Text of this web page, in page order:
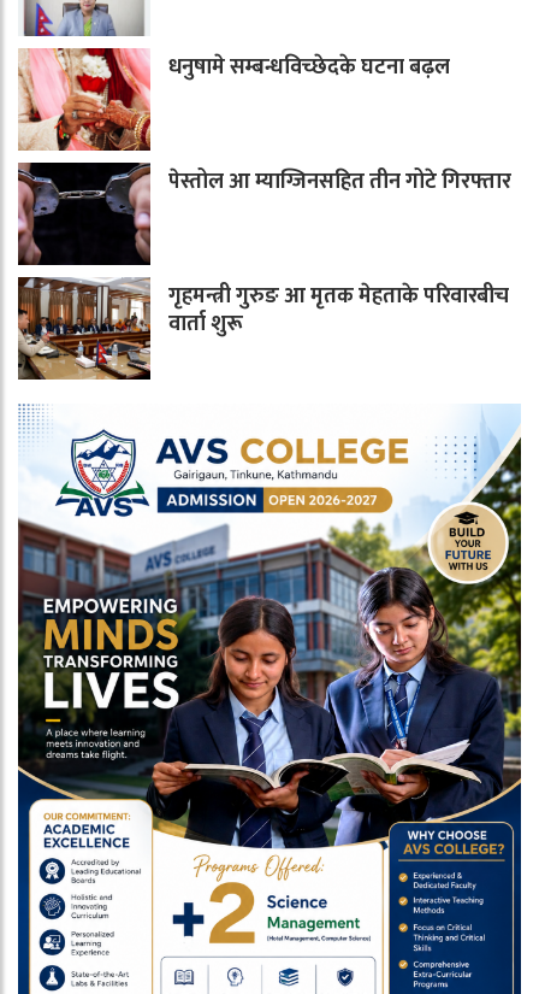
धनुषामे सम्बन्धविच्छेदके घटना बढ़ल
पेस्तोल आ म्याग्जिनसहित तीन गोटे गिरफ्तार
गृहमन्त्री गुरुङ आ मृतक मेहताके परिवारबीच
वार्ता शुरू